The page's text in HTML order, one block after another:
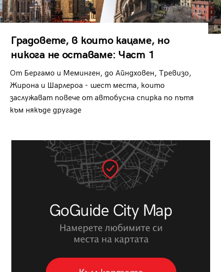
Градовете, в които кацаме, но
никога не оставаме: Част 1
От Бергамо и Меминген, до Айндховен, Тревизо,
Жирона и Шарлероа - шест места, които
заслужават повече от автобусна спирка по пътя
към някъде другаде